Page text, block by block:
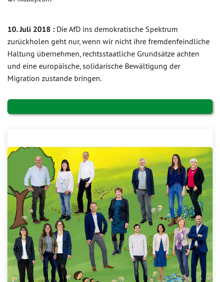
10. Juli 2018 : Die AfD ins demokratische Spektrum
zurückholen geht nur, wenn wir nicht ihre fremdenfeindliche
Haltung übernehmen, rechtsstaatliche Grundsätze achten
und eine europäische, solidarische Bewältigung der
Migration zustande bringen.